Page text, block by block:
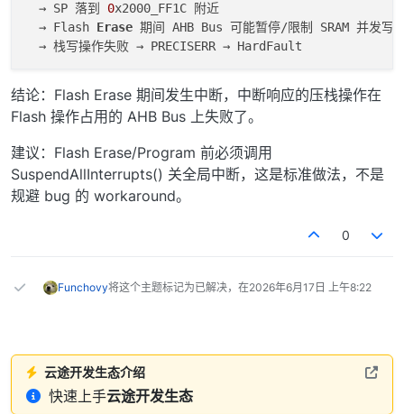
  → SP 落到
0x2000_FF1C 附近
  → Flash
Erase 期间 AHB Bus 可能暂停/限制 SRAM 并发写
结论：Flash Erase 期间发生中断，中断响应的压栈操作在
Flash 操作占用的 AHB Bus 上失败了。
建议：Flash Erase/Program 前必须调用
SuspendAllInterrupts() 关全局中断，这是标准做法，不是
规避 bug 的 workaround。
0
Funchovy将这个主题标记为已解决，在2026年6月17日 上午8:22
云途开发生态介绍
快速上手云途开发生态